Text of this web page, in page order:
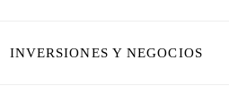
INVERSIONES Y NEGOCIOS